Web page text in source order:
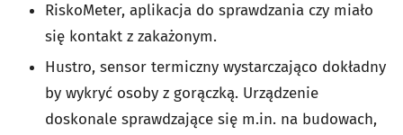
RiskoMeter, aplikacja do sprawdzania czy miało
się kontakt z zakażonym.
Hustro, sensor termiczny wystarczająco dokładny
by wykryć osoby z gorączką. Urządzenie
doskonale sprawdzające się m.in. na budowach,